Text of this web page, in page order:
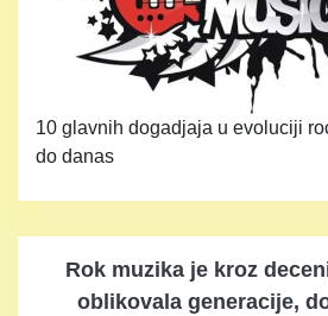
10 glavnih dogadjaja u evoluciji
do danas
Rok muzika je kroz
oblikovala generacije,